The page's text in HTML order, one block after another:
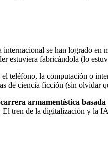
internacional se han logrado en
estuviera fabricándola (lo
teléfono, la computación o
de ciencia ficción (sin
armamentística
tren de la digitalización y la